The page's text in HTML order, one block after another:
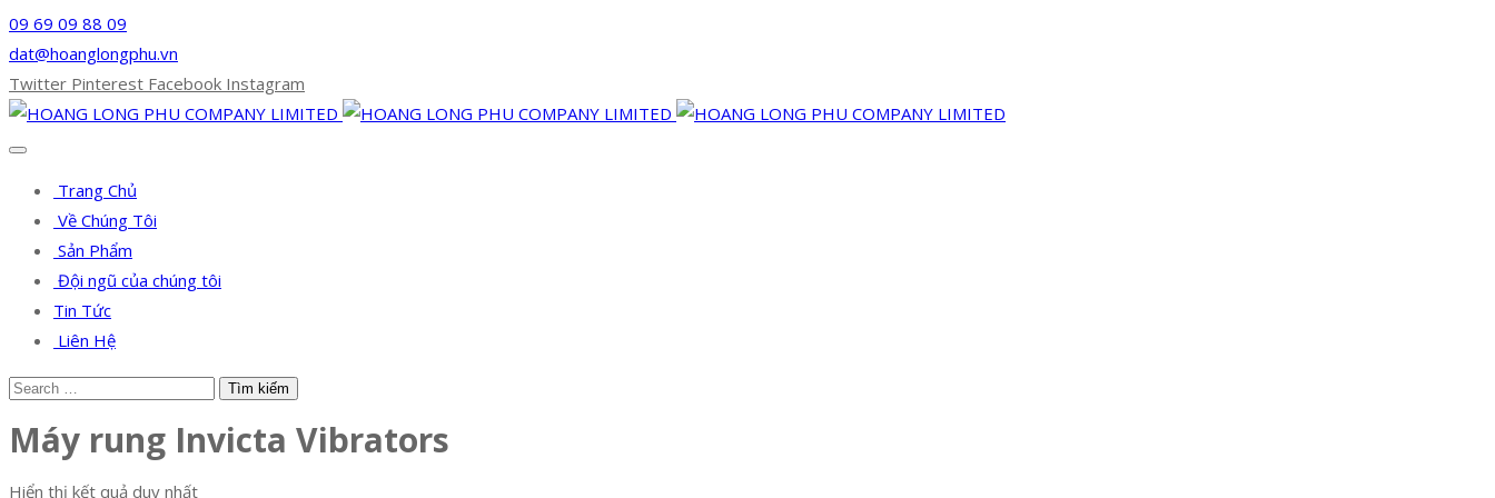
09 69 09 88 09
dat@hoanglongphu.vn
Twitter Pinterest Facebook Instagram
Trang Chủ
Về Chúng Tôi
Sản Phẩm
Đội ngũ của chúng tôi
Tin Tức
Liên Hệ
Máy rung Invicta Vibrators
Hiển thị kết quả duy nhất